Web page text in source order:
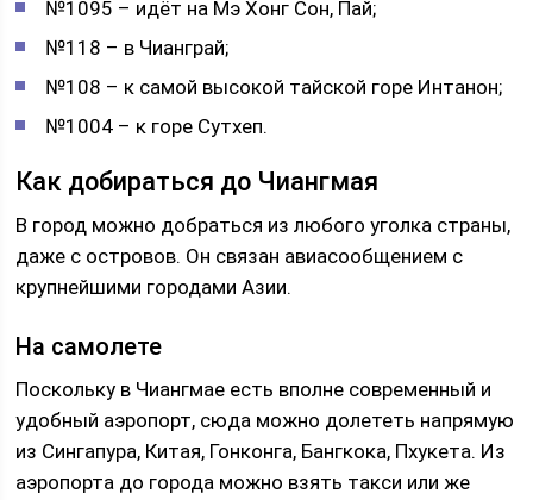
№1095 – идёт на Мэ Хонг Сон, Пай;
№118 – в Чианграй;
№108 – к самой высокой тайской горе Интанон;
№1004 – к горе Сутхеп.
Как добираться до Чиангмая
В город можно добраться из любого уголка страны,
даже с островов. Он связан авиасообщением с
крупнейшими городами Азии.
На самолете
Поскольку в Чиангмае есть вполне современный и
удобный аэропорт, сюда можно долететь напрямую
из Сингапура, Китая, Гонконга, Бангкока, Пхукета. Из
аэропорта до города можно взять такси или же